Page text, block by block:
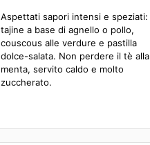
Aspettati sapori intensi e speziati:
tajine a base di agnello o pollo,
couscous alle verdure e pastilla
dolce-salata. Non perdere il tè alla
menta, servito caldo e molto
zuccherato.